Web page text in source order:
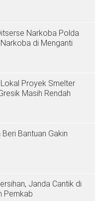
Narkoba Polda
di Menganti
Proyek Smelter
Masih Rendah
Bantuan Gakin
Janda Cantik di
Pemkab